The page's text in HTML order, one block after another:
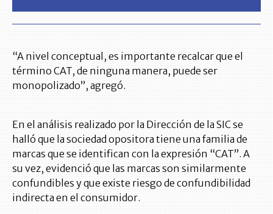
“A nivel conceptual, es importante recalcar que el
término CAT, de ninguna manera, puede ser
monopolizado”, agregó.
En el análisis realizado por la Dirección de la SIC se
halló que la sociedad opositora tiene una familia de
marcas que se identifican con la expresión “CAT”. A
su vez, evidenció que las marcas son similarmente
confundibles y que existe riesgo de confundibilidad
indirecta en el consumidor.